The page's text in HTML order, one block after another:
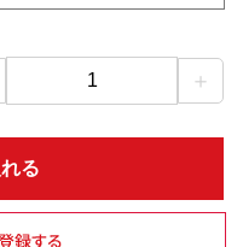
1 ＋
る